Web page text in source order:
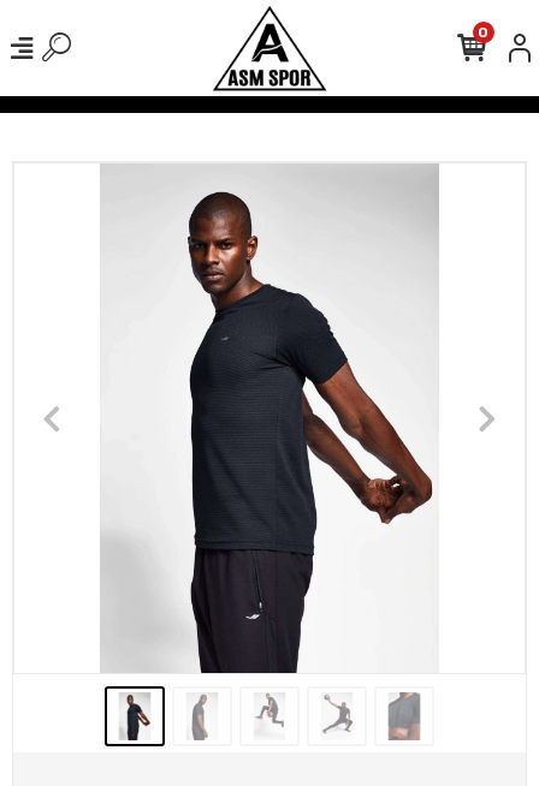
Kargo Ücretsiz! 500 TL Üzeri Tüm Alışverişlerinizde
0